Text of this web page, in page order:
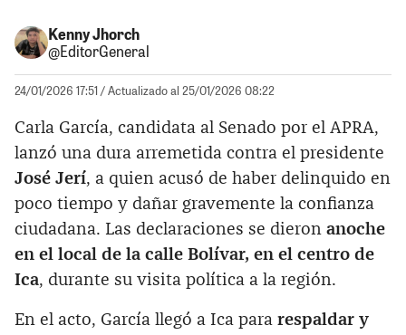
Kenny Jhorch
@EditorGeneral
24/01/2026 17:51 / Actualizado al 25/01/2026 08:22
Carla García, candidata al Senado por el APRA,
lanzó una dura arremetida contra el presidente
José Jerí, a quien acusó de haber delinquido en
poco tiempo y dañar gravemente la confianza
ciudadana. Las declaraciones se dieron anoche
en el local de la calle Bolívar, en el centro de
Ica, durante su visita política a la región.
En el acto, García llegó a Ica para respaldar y